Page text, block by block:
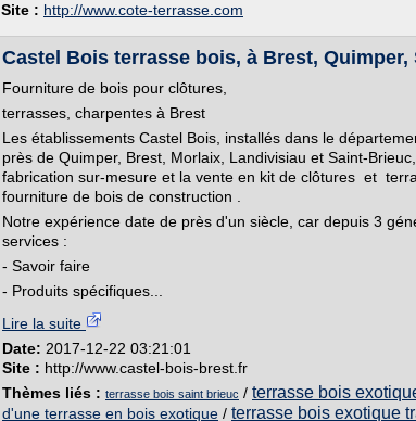
Site : http://www.cote-terrasse.com
Castel Bois terrasse bois, à Brest, Quimper,
Fourniture de bois pour clôtures,
terrasses, charpentes à Brest
Les établissements Castel Bois, installés dans le
près de Quimper, Brest, Morlaix, Landivisiau et Saint-
fabrication sur-mesure et la vente en kit de clôtures et
fourniture de bois de construction .
Notre expérience date de près d'un siècle, car depuis 3
services :
- Savoir faire
- Produits spécifiques...
Lire la suite
Date: 2017-12-22 03:21:01
Site : http://www.castel-bois-brest.fr
Thèmes liés : terrasse bois saint brieuc / terrasse bois
d'une terrasse en bois exotique / terrasse bois exotique